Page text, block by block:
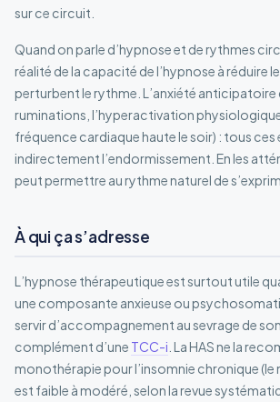
sur ce circuit.
Quand on parle d’hypnose et de rythmes
réalité de la capacité de l’hypnose à réduire
perturbent le rythme. L’anxiété anticipatoire
ruminations, l’hyperactivation
fréquence cardiaque haute le soir) : tous
indirectement l’endormissement. En les
peut permettre au rythme naturel de
À qui ça s’adresse
L’hypnose thérapeutique est surtout utile
une composante anxieuse ou
servir d’accompagnement au sevrage de
complément d’une TCC-i . La HAS ne la
monothérapie pour l’insomnie chronique (le
est faible à modéré, selon la revue